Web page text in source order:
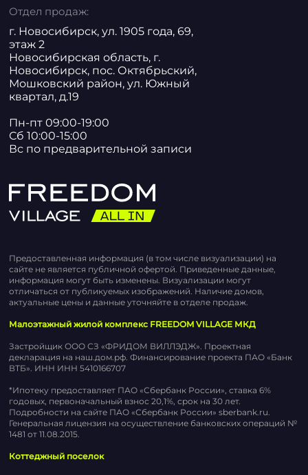
Отдел продаж:
г. Новосибирск, ул. 1905 года, 69,
этаж 2
Новосибирская область, г.
Новосибирск, пос. Октябрьский,
Мошковский район, ул. Южный
квартал, д.19
Пн-пт 09:00-19:00
Сб 10:00-15:00
Вс по предварительной записи
Предоставленная информация (в том числе визуализации) на
сайте не является публичной офертой. Приведенные данные,
информация могут быть изменены. Визуализации могут
отличаться от публикуемых изображений. Наличие домов,
актуальные цены и данные уточняйте в отделе продаж.
Малоэтажный жилой комплекс FREEDOM VILLAGE МКД
Застройщик ООО СЗ «ФРИДОМ ВИЛЛЭДЖ». Проектная
декларация на наш.дом.рф. Финансирование проекта ПАО «Банк
ВТБ». ИНН ИНН 5410166707
*Ипотеку предоставляет ПАО «Сбербанк России», ставка 6%
годовых, первоначальный взнос 20,1%, срок на 30 лет.
Подробности на сайте ПАО «Сбербанк России» sberbank.ru.
Генеральная лицензия на осуществление банковских операций №
1481 от 11.08.2015.
Коттеджный поселок